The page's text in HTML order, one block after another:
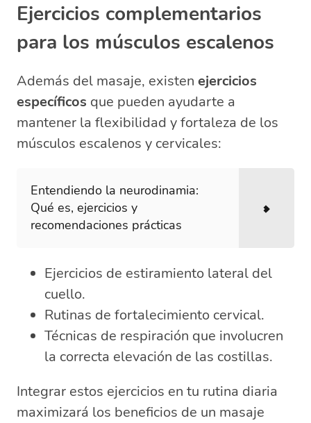
Ejercicios complementarios
para los músculos escalenos
Además del masaje, existen ejercicios
específicos que pueden ayudarte a
mantener la flexibilidad y fortaleza de los
músculos escalenos y cervicales:
Entendiendo la neurodinamia:
Qué es, ejercicios y
recomendaciones prácticas
Ejercicios de estiramiento lateral del
cuello.
Rutinas de fortalecimiento cervical.
Técnicas de respiración que involucren
la correcta elevación de las costillas.
Integrar estos ejercicios en tu rutina diaria
maximizará los beneficios de un masaje